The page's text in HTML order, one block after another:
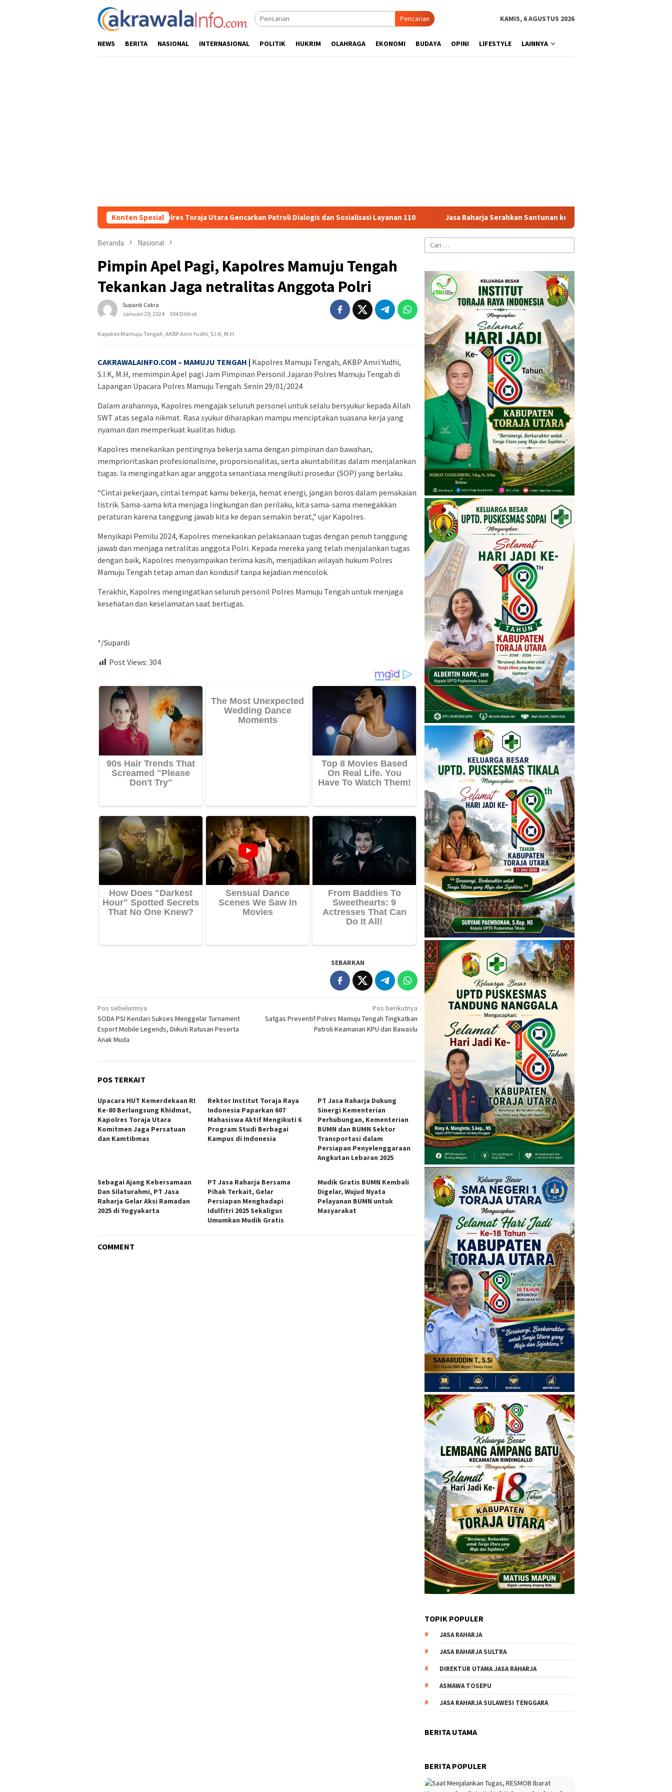
Pencarian KAMIS, 6 AGUSTUS 2026
NEWS BERITA NASIONAL INTERNASIONAL POLITIK HUKRIM OLAHRAGA EKONOMI BUDAYA OPINI LIFESTYLE LAINNYA
Konten Spesial
Wilayah, Sat Samapta Polres Toraja Utara Gencarkan Patroli Dialogis dan Sosialisasi Layanan 110 Jasa Raharja Serahkan Santunan kepada Ahli Waris Korban Kebakaran KM Mutiara
Beranda Nasional
Pimpin Apel Pagi, Kapolres Mamuju Tengah
Tekankan Jaga netralitas Anggota Polri
Supardi Cakra
Januari 29, 2024
304 Dilihat
Kapolres Mamuju Tengah, AKBP Amri Yudhi, S.I.K, M.H
CAKRAWALAINFO.COM – MAMUJU TENGAH | Kapolres Mamuju Tengah, AKBP Amri Yudhi,
S.I.K, M.H, memimpin Apel pagi Jam Pimpinan Personil Jajaran Polres Mamuju Tengah di
Lapangan Upacara Polres Mamuju Tengah. Senin 29/01/2024
Dalam arahannya, Kapolres mengajak seluruh personel untuk selalu bersyukur kepada Allah
SWT atas segala nikmat. Rasa syukur diharapkan mampu menciptakan suasana kerja yang
nyaman dan memperkuat kualitas hidup.
Kapolres menekankan pentingnya bekerja sama dengan pimpinan dan bawahan,
memprioritaskan profesionalisme, proporsionalitas, serta akuntabilitas dalam menjalankan
tugas. Ia mengingatkan agar anggota senantiasa mengikuti prosedur (SOP) yang berlaku.
“Cintai pekerjaan, cintai tempat kamu bekerja, hemat energi, jangan boros dalam pemakaian
listrik. Sama-sama kita menjaga lingkungan dan perilaku, kita sama-sama menegakkan
peraturan karena tanggung jawab kita ke depan semakin berat,” ujar Kapolres.
Menyikapi Pemilu 2024, Kapolres menekankan pelaksanaan tugas dengan penuh tanggung
jawab dan menjaga netralitas anggota Polri. Kepada mereka yang telah menjalankan tugas
dengan baik, Kapolres menyampaikan terima kasih, menjadikan wilayah hukum Polres
Mamuju Tengah tetap aman dan kondusif tanpa kejadian mencolok.
Terakhir, Kapolres mengingatkan seluruh personil Polres Mamuju Tengah untuk menjaga
kesehatan dan keselamatan saat bertugas.
*/Supardi
Post Views: 304
SEBARKAN
Navigasi
pos
Pos sebelumnya
SODA PSI Kendari Sukses Menggelar Turnament
Esport Mobile Legends, Diikuti Ratusan Peserta
Anak Muda
Pos berikutnya
Satgas Preventif Polres Mamuju Tengah Tingkatkan
Patroli Keamanan KPU dan Bawaslu
POS TERKAIT
Upacara HUT Kemerdekaan RI
Ke-80 Berlangsung Khidmat,
Kapolres Toraja Utara
Komitmen Jaga Persatuan
dan Kamtibmas
Rektor Institut Toraja Raya
Indonesia Paparkan 607
Mahasiswa Aktif Mengikuti 6
Program Studi Berbagai
Kampus di Indonesia
PT Jasa Raharja Dukung
Sinergi Kementerian
Perhubungan, Kementerian
BUMN dan BUMN Sektor
Transportasi dalam
Persiapan Penyelenggaraan
Angkutan Lebaran 2025
Sebagai Ajang Kebersamaan
Dan Silaturahmi, PT Jasa
Raharja Gelar Aksi Ramadan
2025 di Yogyakarta
PT Jasa Raharja Bersama
Pihak Terkait, Gelar
Persiapan Menghadapi
Idulfitri 2025 Sekaligus
Umumkan Mudik Gratis
Mudik Gratis BUMN Kembali
Digelar, Wujud Nyata
Pelayanan BUMN untuk
Masyarakat
COMMENT
Cari
untuk:
TOPIK POPULER
JASA RAHARJA
JASA RAHARJA SULTRA
DIREKTUR UTAMA JASA RAHARJA
ASMAWA TOSEPU
JASA RAHARJA SULAWESI TENGGARA
BERITA UTAMA
BERITA POPULER